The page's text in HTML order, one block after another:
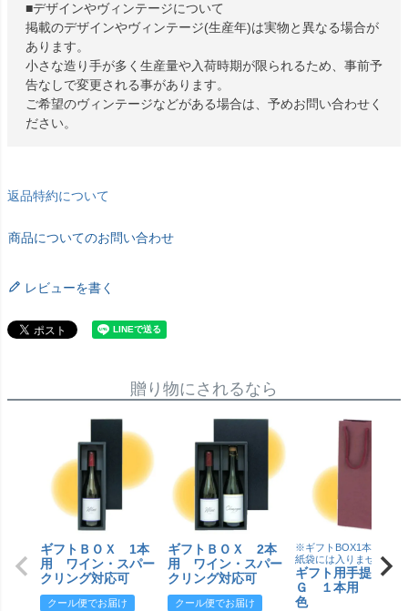
■デザインやヴィンテージについて
掲載のデザインやヴィンテージ(生産年)は実物と異なる場合が
あります。
小さな造り手が多く生産量や入荷時期が限られるため、事前予
告なしで変更される事があります。
ご希望のヴィンテージなどがある場合は、予めお問い合わせく
ださい。
返品特約について
商品についてのお問い合わせ
レビューを書く
贈り物にされるなら
ギフトＢＯＸ 1本
用 ワイン・スパー
クリング対応可
クール便でお届け
ギフトＢＯＸ 2本
用 ワイン・スパー
クリング対応可
クール便でお届け
※ギフトBOX1本用はこ
紙袋には入りません
ギフト用手提げＢ
Ｇ １本用 エン
色